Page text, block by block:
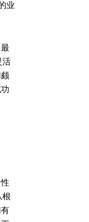
业
活
根